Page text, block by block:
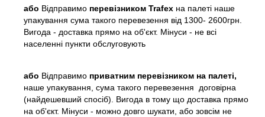
або Відправимо перевізником Trafex на палеті наше
упакування сума такого перевезення від 1300- 2600грн.
Вигода - доставка прямо на об'єкт. Мінуси - не всі
населенні пункти обслуговують
або Відправимо приватним перевізником на палеті,
наше упакування, сума такого перевезення договірна
(найдешевший спосіб). Вигода в тому що доставка прямо
на об'єкт. Мінуси - можно довго шукати, або зовсім не